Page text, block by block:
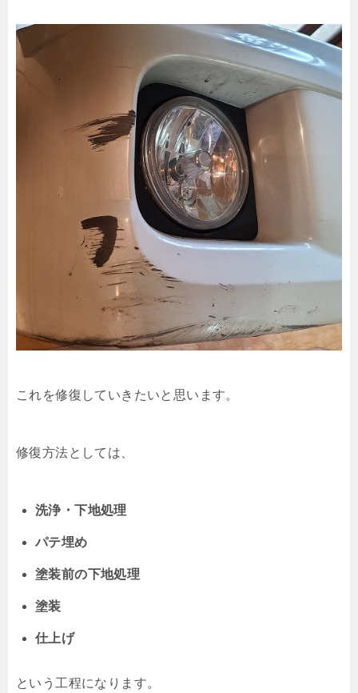
これを修復していきたいと思います。
修復方法としては、
洗浄・下地処理
パテ埋め
塗装前の下地処理
塗装
仕上げ
という工程になります。